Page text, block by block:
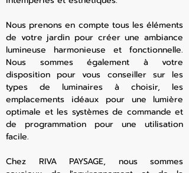
Nous prenons en compte tous les éléments
de votre jardin pour créer une ambiance
lumineuse harmonieuse et fonctionnelle.
Nous sommes également à votre
disposition pour vous conseiller sur les
types de luminaires à choisir, les
emplacements idéaux pour une lumière
optimale et les systèmes de commande et
de programmation pour une utilisation
facile.
Chez RIVA PAYSAGE, nous sommes